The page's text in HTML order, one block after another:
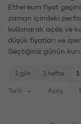
Ethereum fiyat
zaman içindeki
kullanarak açılış ve
düşük fiyatları ve
Seçtiğiniz günün
1 gün 1 hafta 1
Tarih Açılış